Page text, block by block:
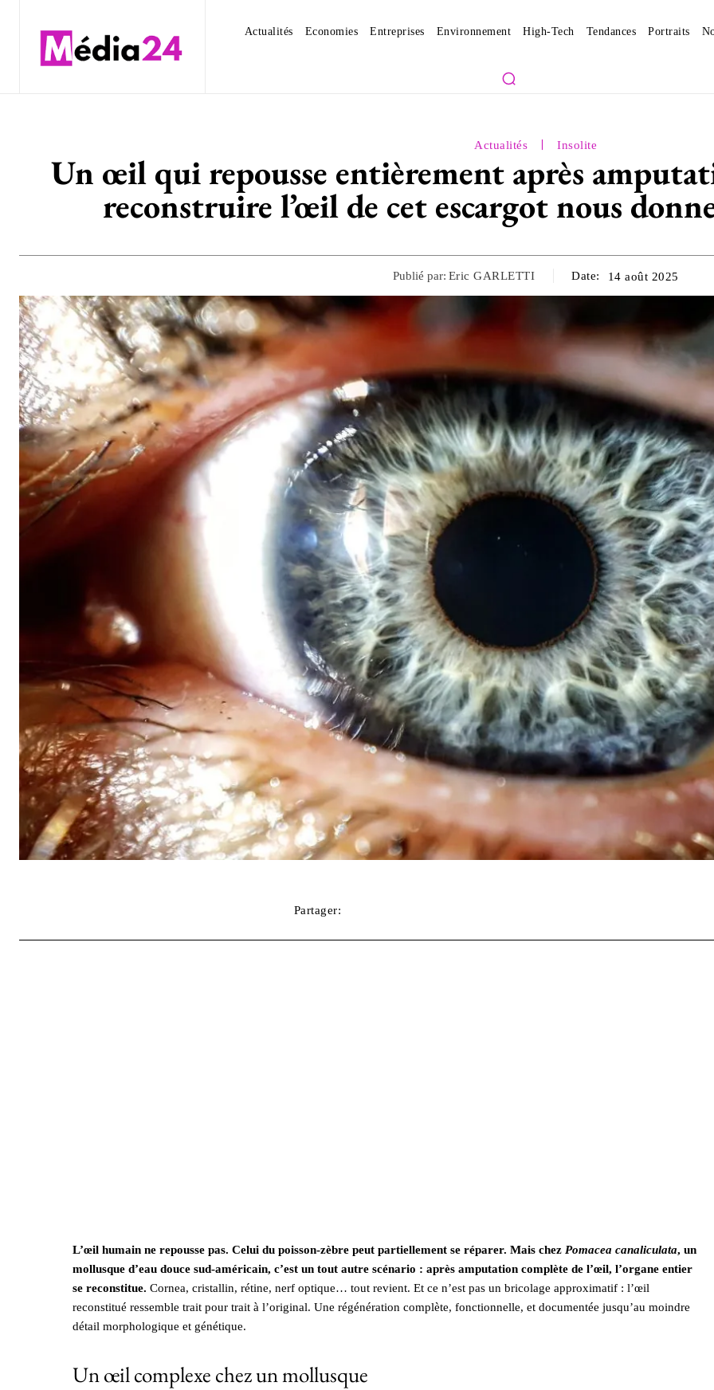
Actualités Economies Entreprises Environnement High-Tech Tendances Portraits
Actualités Insolite
Un œil qui repousse entièrement après
reconstruire l’œil de cet escargot nous
Publié par: Eric GARLETTI Date: 14 août 2025
Partager:
L’œil humain ne repousse pas. Celui du poisson-zèbre peut partiellement se réparer. Mais chez Pomacea canaliculata, un
mollusque d’eau douce sud-américain, c’est un tout autre scénario : après amputation complète de l’œil, l’organe entier
se reconstitue. Cornea, cristallin, rétine, nerf optique… tout revient. Et ce n’est pas un bricolage approximatif : l’œil
reconstitué ressemble trait pour trait à l’original. Une régénération complète, fonctionnelle, et documentée jusqu’au moindre
détail morphologique et génétique.
Un œil complexe chez un mollusque